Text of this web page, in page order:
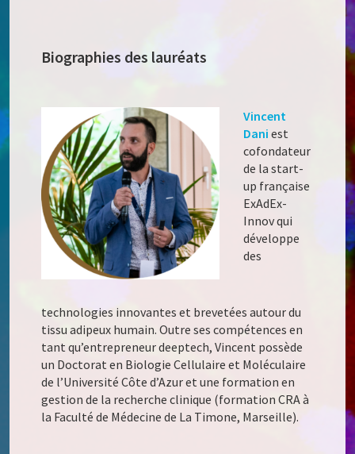
Biographies des lauréats
Vincent
Daniest
cofondateur
de la start-
up française
ExAdEx-
Innov qui
développe
des
technologies innovantes et brevetées autour du
tissu adipeux humain. Outre ses compétences en
tant qu’entrepreneur deeptech, Vincent possède
un Doctorat en Biologie Cellulaire et Moléculaire
de l’Université Côte d’Azur et une formation en
gestion de la recherche clinique (formation CRA à
la Faculté de Médecine de La Timone, Marseille).